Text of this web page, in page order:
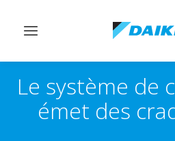
Afficher/masquer
Le système de
émet des